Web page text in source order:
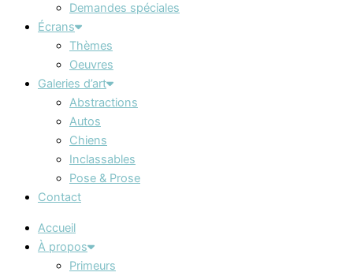
Demandes spéciales
Écrans
Thèmes
Oeuvres
Galeries d’art
Abstractions
Autos
Chiens
Inclassables
Pose & Prose
Contact
Accueil
À propos
Primeurs